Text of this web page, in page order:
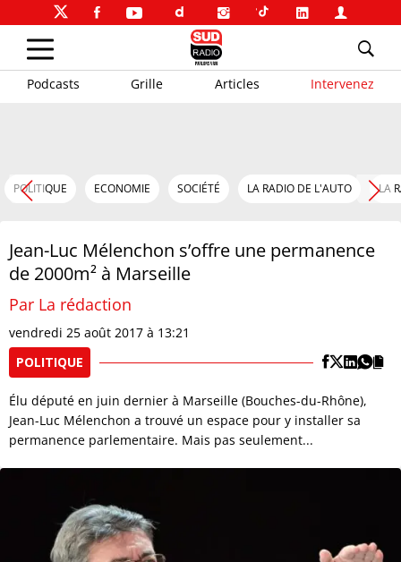
Podcasts Grille Articles Intervenez
POLITIQUE ECONOMIE SOCIÉTÉ LA RADIO DE L'AUTO LA
Jean-Luc Mélenchon s’offre une permanence
de 2000m² à Marseille
Par La rédaction
vendredi 25 août 2017 à 13:21
POLITIQUE
Élu député en juin dernier à Marseille (Bouches-du-Rhône),
Jean-Luc Mélenchon a trouvé un espace pour y installer sa
permanence parlementaire. Mais pas seulement...